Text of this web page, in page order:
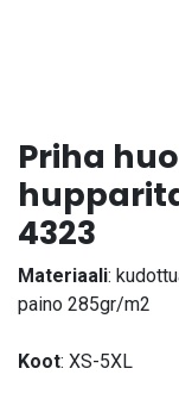
Priha
4323
Materiaali:
paino 285gr/m2
Koot: XS-5XL